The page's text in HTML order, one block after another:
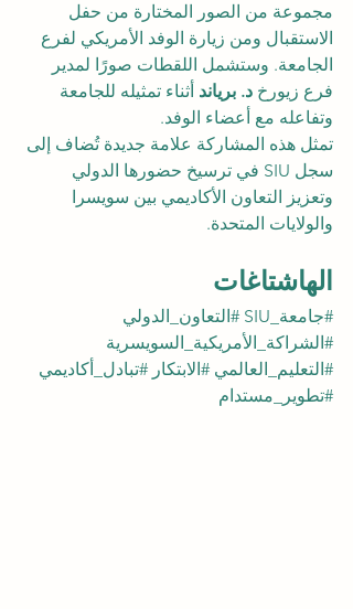
مجموعة من الصور المختارة من حفل
الاستقبال ومن زيارة الوفد الأمريكي لفرع
الجامعة. وستشمل اللقطات صورًا لمدير
فرع زيورخ د. برياند أثناء تمثيله للجامعة
وتفاعله مع أعضاء الوفد.
تمثل هذه المشاركة علامة جديدة تُضاف إلى
سجل SIU في ترسيخ حضورها الدولي
وتعزيز التعاون الأكاديمي بين سويسرا
والولايات المتحدة.
الهاشتاغات
#جامعة_SIU
#التعاون_الدولي
#الشراكة_الأمريكية_السويسرية
#التعليم_العالمي #الابتكار #تبادل_أكاديمي
#تطوير_مستدام